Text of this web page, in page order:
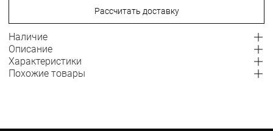
Рассчитать доставку
Наличие
Описание
Характеристики
Похожие товары